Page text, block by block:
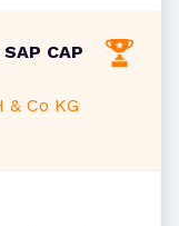
CAP
& Co KG